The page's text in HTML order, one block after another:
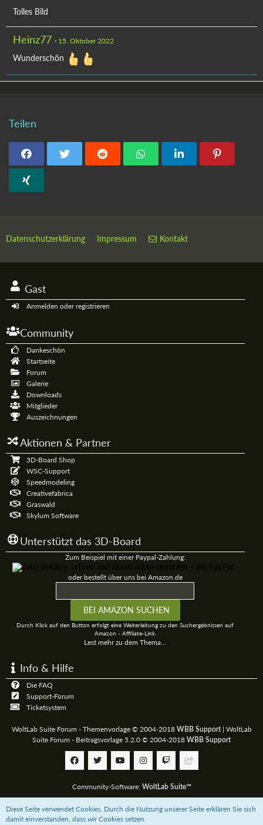
Tolles Bild
Heinz77 15. Oktober 2022
Wunderschön
Teilen
Datenschutzerklärung Impressum Kontakt
Gast
Anmelden oder registrieren
Community
Dankeschön
Startseite
Forum
Galerie
Downloads
Mitglieder
Auszeichnungen
Aktionen & Partner
3D-Board Shop
WSC-Support
Speedmodeling
Creativefabrica
Graswald
Skylum Software
Unterstützt das 3D-Board
Zum Beispiel mit einer Paypal-Zahlung:
oder bestellt über uns bei Amazon.de
Durch Klick auf den Button erfolgt eine Weiterleitung zu den Suchergebnissen auf
Amazon - Affiliate-Link.
Lest mehr zu dem Thema...
Info & Hilfe
Die FAQ
Support-Forum
Ticketsystem
WoltLab Suite Forum - Themenvorlage © 2004-2018 WBB Support| WoltLab
Suite Forum - Beitragsvorlage 5.2.0 © 2004-2018 WBB Support
Community-Software: WoltLab Suite™
Unterstützt das 3D-Board mit einerPaypal-Zahlung oder bestellt über uns bei
Amazon.de
Diese Seite verwendet Cookies. Durch die Nutzung unserer Seite erklären Sie sich
damit einverstanden, dass wir Cookies setzen.